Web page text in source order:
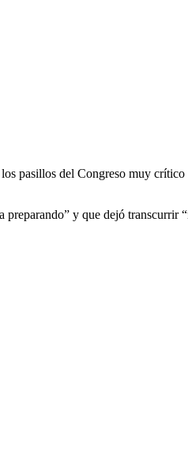
pasillos del Congreso muy
y que dejó transcurrir